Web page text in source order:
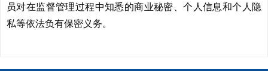
员对在监督管理过程中知悉的商业秘密、个人信息和个人隐
私等依法负有保密义务。